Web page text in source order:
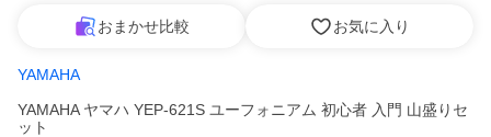
おまかせ比較 お気に入り
YAMAHA
YAMAHA ヤマハ YEP-621S ユーフォニアム 初心者 入門 山盛りセ
ット